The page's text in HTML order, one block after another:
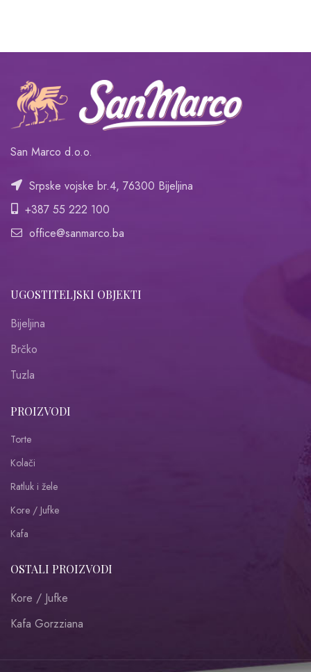
San Marco d.o.o.
Srpske vojske br.4, 76300 Bijeljina
+387 55 222 100
office@sanmarco.ba
UGOSTITELJSKI OBJEKTI
Bijeljina
Brčko
Tuzla
PROIZVODI
Torte
Kolači
Ratluk i žele
Kore / Jufke
Kafa
OSTALI PROIZVODI
Kore / Jufke
Kafa Gorzziana